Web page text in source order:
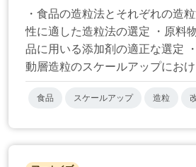
・食品の造粒法とそれぞれの造
性に適した造粒法の選定 ・原料
品に用いる添加剤の適正な選定
動層造粒のスケールアップにお
食品 スケールアップ 造粒